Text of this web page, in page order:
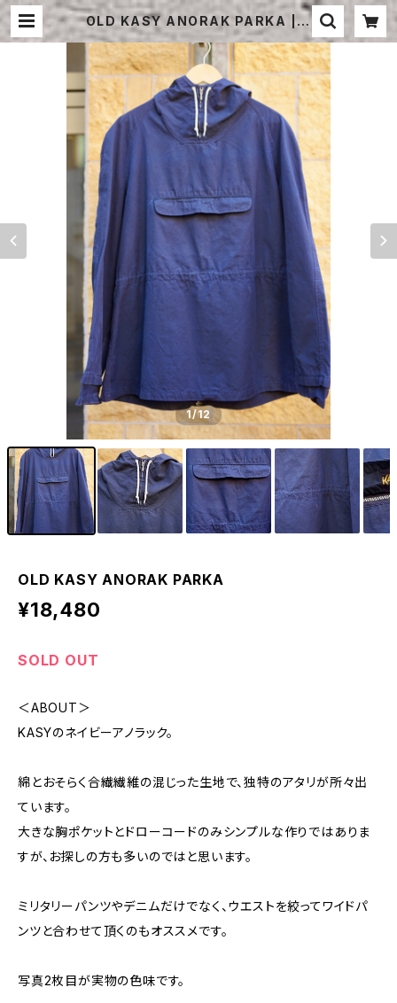
OLD KASY ANORAK PARKA | S
TRAYSHEEP ONLINE
1/12
OLD KASY ANORAK PARKA
¥18,480
SOLD OUT
＜ABOUT＞
KASYのネイビーアノラック。
綿とおそらく合繊繊維の混じった生地で、独特のアタリが所々出
ています。
大きな胸ポケットとドローコードのみシンプルな作りではありま
すが、お探しの方も多いのではと思います。
ミリタリーパンツやデニムだけでなく、ウエストを絞ってワイドパ
ンツと合わせて頂くのもオススメです。
写真2枚目が実物の色味です。